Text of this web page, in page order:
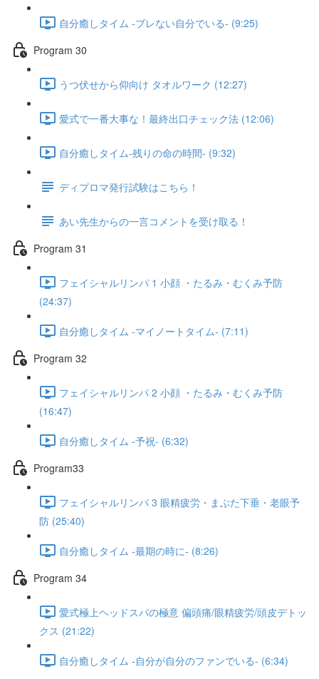
自分癒しタイム -ブレない自分でいる- (9:25)
Program 30
うつ伏せから仰向け タオルワーク (12:27)
愛式で一番大事な！最終出口チェック法 (12:06)
自分癒しタイム-残りの命の時間- (9:32)
ディプロマ発行試験はこちら！
あい先生からの一言コメントを受け取る！
Program 31
フェイシャルリンパ 1 小顔 ・たるみ・むくみ予防
(24:37)
自分癒しタイム -マイノートタイム- (7:11)
Program 32
フェイシャルリンパ 2 小顔 ・たるみ・むくみ予防
(16:47)
自分癒しタイム -予祝- (6:32)
Program33
フェイシャルリンパ 3 眼精疲労・まぶた下垂・老眼予
防 (25:40)
自分癒しタイム -最期の時に- (8:26)
Program 34
愛式極上ヘッドスパの極意 偏頭痛/眼精疲労/頭皮デトッ
クス (21:22)
自分癒しタイム -自分が自分のファンでいる- (6:34)